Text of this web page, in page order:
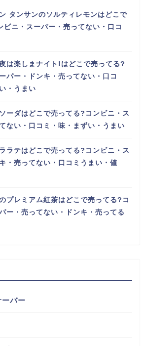
タンサンのソルティレモンはどこで
ビニ・スーパー・売ってない・口コ
は楽しまナイト!はどこで売ってる?
パー・ドンキ・売ってない・口コ
・うまい
ーダはどこで売ってる?コンビニ・ス
ない・口コミ・味・まずい・うまい
ラテはどこで売ってる?コンビニ・ス
・売ってない・口コミうまい・値
プレミアム紅茶はどこで売ってる?コ
ー・売ってない・ドンキ・売ってる
ーバー